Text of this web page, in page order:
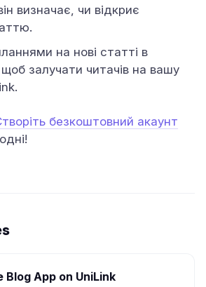
визначає, чи відкриє
на нові статті в
залучати читачів на вашу
безкоштовний акаунт
Blog App on UniLink